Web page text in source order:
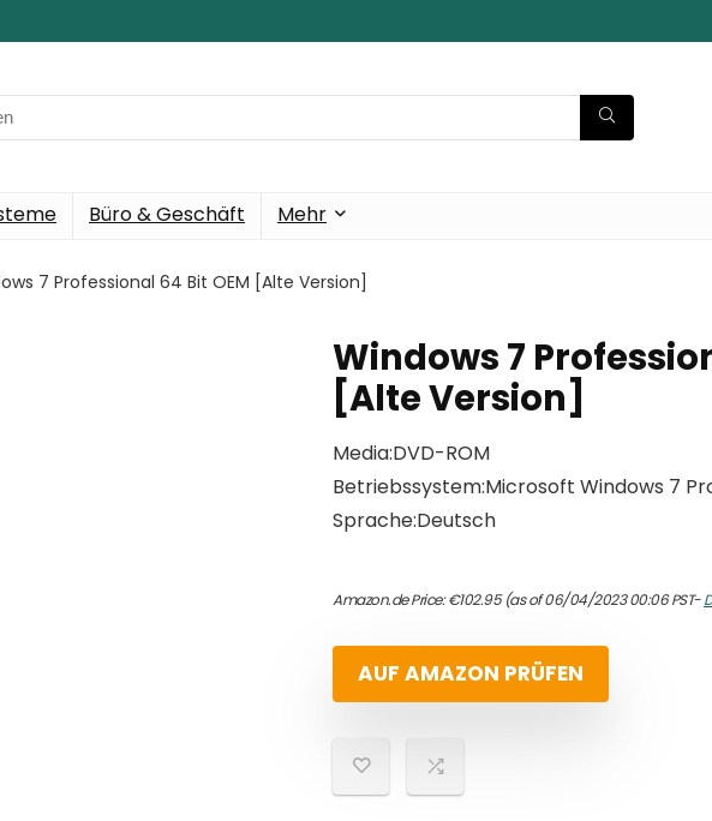
Büro & Geschäft Mehr
7 Professional 64 Bit OEM [Alte Version]
Windows 7
[Alte Version]
Media:DVD-ROM
Betriebssystem:Microsoft Windows 7
Sprache:Deutsch
Amazon.de Price:€102.95(as of 06/04/2023 00:06 PST-
AUF AMAZON PRÜFEN